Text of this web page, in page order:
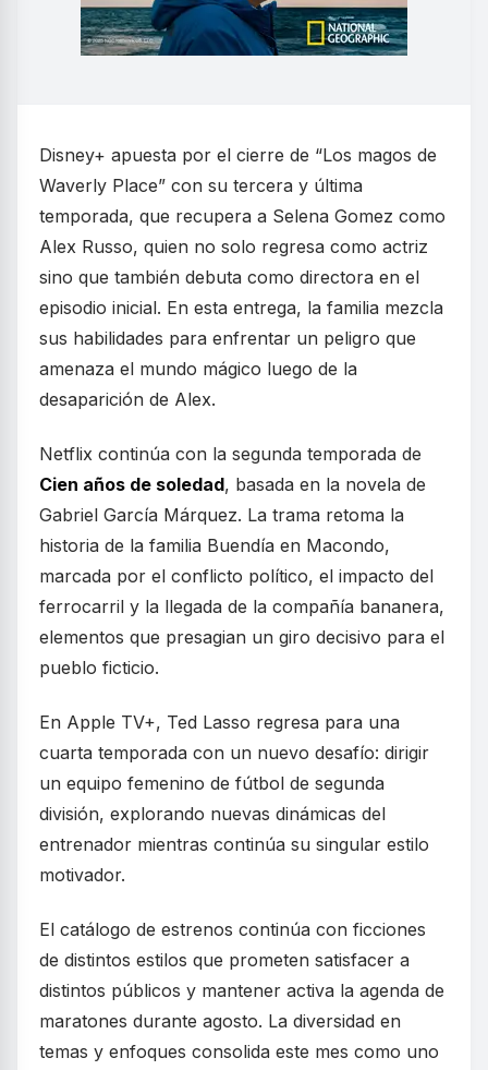
Disney+ apuesta por el cierre de “Los magos de
Waverly Place” con su tercera y última
temporada, que recupera a Selena Gomez como
Alex Russo, quien no solo regresa como actriz
sino que también debuta como directora en el
episodio inicial. En esta entrega, la familia mezcla
sus habilidades para enfrentar un peligro que
amenaza el mundo mágico luego de la
desaparición de Alex.
Netflix continúa con la segunda temporada de
Cien años de soledad, basada en la novela de
Gabriel García Márquez. La trama retoma la
historia de la familia Buendía en Macondo,
marcada por el conflicto político, el impacto del
ferrocarril y la llegada de la compañía bananera,
elementos que presagian un giro decisivo para el
pueblo ficticio.
En Apple TV+, Ted Lasso regresa para una
cuarta temporada con un nuevo desafío: dirigir
un equipo femenino de fútbol de segunda
división, explorando nuevas dinámicas del
entrenador mientras continúa su singular estilo
motivador.
El catálogo de estrenos continúa con ficciones
de distintos estilos que prometen satisfacer a
distintos públicos y mantener activa la agenda de
maratones durante agosto. La diversidad en
temas y enfoques consolida este mes como uno